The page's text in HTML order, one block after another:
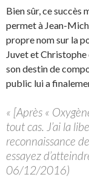
Bien sûr, ce succès
permet à Jean-
propre nom sur la
Juvet et
son destin de
public lui a
« [Après «
tout cas. J’ai la
reconnaissance
essayez
06/12/2016)